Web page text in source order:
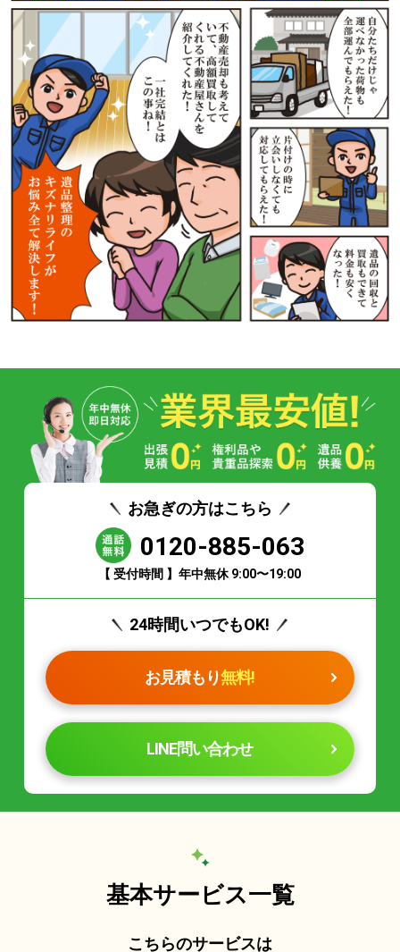
お急ぎの方はこちら
0120-885-063
【 受付時間 】年中無休 9:00〜19:00
24時間いつでもOK!
お見積もり無料!
LINE問い合わせ
基本サービス一覧
こちらのサービスは